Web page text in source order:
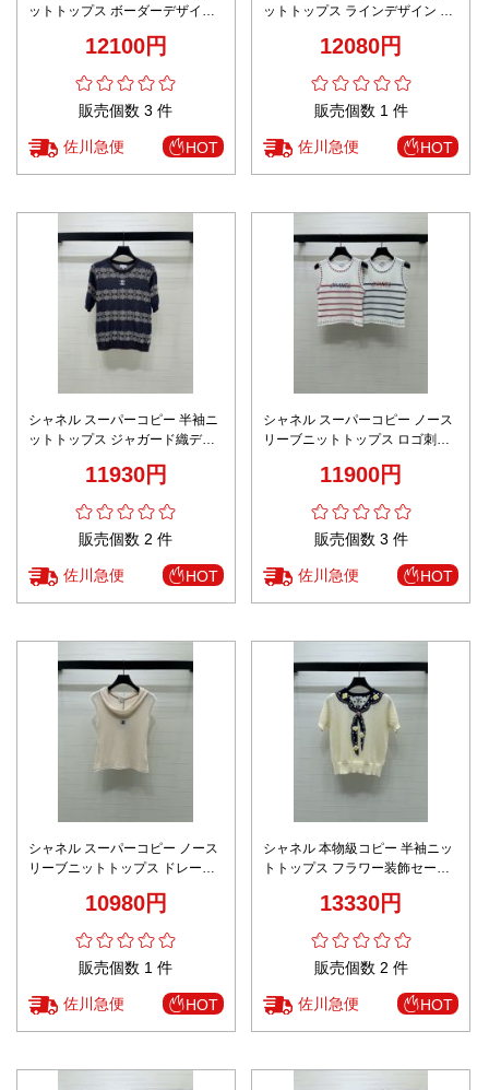
ットトップス ボーダーデザイン
12100円
販売個数 3 件
佐川急便 HOT
ットトップス ラインデザイン ロ
12080円
販売個数 1 件
佐川急便 HOT
シャネル スーパーコピー 半袖ニ
ットトップス ジャガード織デザ
11930円
販売個数 2 件
佐川急便 HOT
シャネル スーパーコピー ノース
リーブニットトップス ロゴ刺繍
11900円
販売個数 3 件
佐川急便 HOT
シャネル スーパーコピー ノース
リーブニットトップス ドレープ
10980円
販売個数 1 件
佐川急便 HOT
シャネル 本物級コピー 半袖ニッ
トトップス フラワー装飾セーラ
13330円
販売個数 2 件
佐川急便 HOT